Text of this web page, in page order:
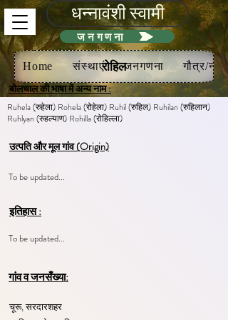
धन्नावंशी स्वामी
जनगणना
Home संस्थाएं जनगणना गौत्र/नख
रोहिल
बोलचाल की भाषा में अन्य नाम :
Ruhela (रुहेला) Rohela (रोहेला) Ruhil (रुहिल) Ruhilan (रुहिलान)
Ruhlyan (रुहल्याण) Rohilla (रोहिल्ला)
उत्पति और मूल गांव (Origin)
To be updated...
इतिहास :
To be updated...
गांव व जनसँख्या:
चूरू, सरदारशहर